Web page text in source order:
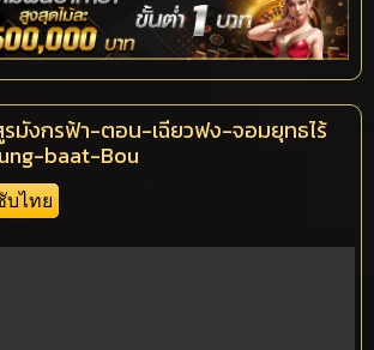
มังกรฟ้า-ตอน-เฉียวฟง-จอมยุทธไร้
baat-Bou
บไทย